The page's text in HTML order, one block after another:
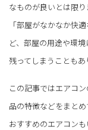
なものが良いとは限り
「部屋がなかなか快
ど、部屋の用途や環
残ってしまうこともあ
この記事ではエアコ
品の特徴などをまとめ
おすすめのエアコン